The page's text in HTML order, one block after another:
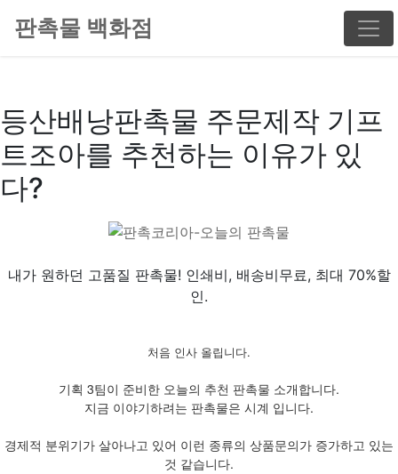
판촉물 백화점
등산배낭판촉물 주문제작 기프
트조아를 추천하는 이유가 있
다?
내가 원하던 고품질 판촉물! 인쇄비, 배송비무료, 최대 70%할
인.
처음 인사 올립니다.
기획 3팀이 준비한 오늘의 추천 판촉물 소개합니다.
지금 이야기하려는 판촉물은 시계 입니다.
경제적 분위기가 살아나고 있어 이런 종류의 상품문의가 증가하고 있는
것 같습니다.